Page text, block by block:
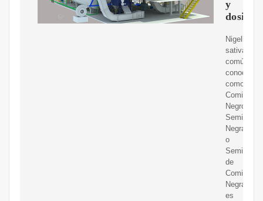
y
dosis
Nigella
sativa,
conocida
como
Comino
Negro,
Semilla
Negra
o
Semilla
de
Comino
Negra,
es